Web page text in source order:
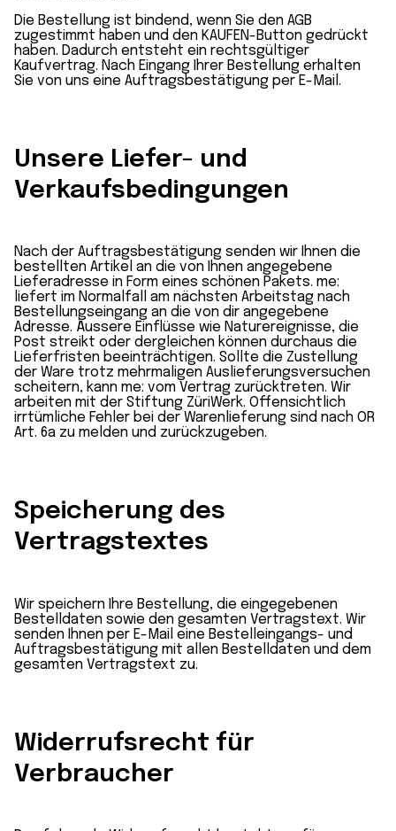
Die Bestellung ist bindend, wenn Sie den AGB
zugestimmt haben und den KAUFEN-Button gedrückt
haben. Dadurch entsteht ein rechtsgültiger
Kaufvertrag. Nach Eingang Ihrer Bestellung erhalten
Sie von uns eine Auftragsbestätigung per E-Mail.
Unsere Liefer- und
Verkaufsbedingungen
Nach der Auftragsbestätigung senden wir Ihnen die
bestellten Artikel an die von Ihnen angegebene
Lieferadresse in Form eines schönen Pakets. me:
liefert im Normalfall am nächsten Arbeitstag nach
Bestellungseingang an die von dir angegebene
Adresse. Äussere Einflüsse wie Naturereignisse, die
Post streikt oder dergleichen können durchaus die
Lieferfristen beeinträchtigen. Sollte die Zustellung
der Ware trotz mehrmaligen Auslieferungsversuchen
scheitern, kann me: vom Vertrag zurücktreten. Wir
arbeiten mit der Stiftung ZüriWerk. Offensichtlich
irrtümliche Fehler bei der Warenlieferung sind nach OR
Art. 6a zu melden und zurückzugeben.
Speicherung des
Vertragstextes
Wir speichern Ihre Bestellung, die eingegebenen
Bestelldaten sowie den gesamten Vertragstext. Wir
senden Ihnen per E-Mail eine Bestelleingangs- und
Auftragsbestätigung mit allen Bestelldaten und dem
gesamten Vertragstext zu.
Widerrufsrecht für
Verbraucher